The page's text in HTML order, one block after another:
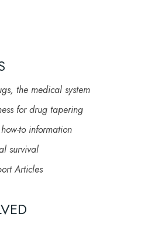
the medical system
for drug tapering
to information
survival
Articles